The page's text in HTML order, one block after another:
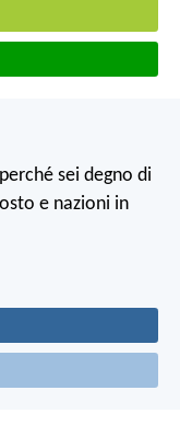
perché sei degno di
e nazioni in